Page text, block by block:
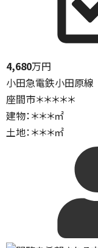
4,680万円
小田急電鉄小田原
座間市＊＊＊＊＊
建物：＊＊＊㎡
土地：＊＊＊㎡